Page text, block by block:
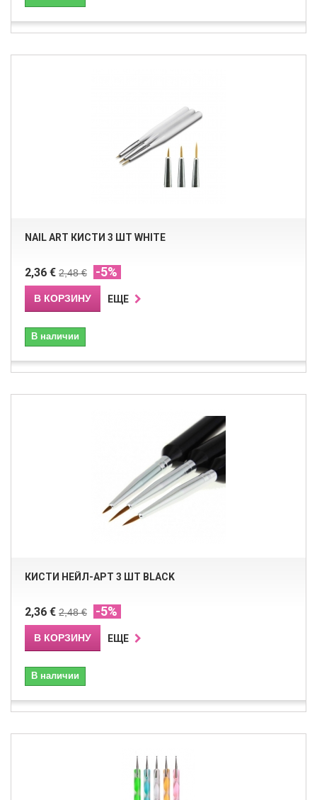
NAIL ART КИСТИ 3 ШТ WHITE
2,36 € 2,48 € -5%
В КОРЗИНУ ЕЩЕ
В наличии
КИСТИ НЕЙЛ-АРТ 3 ШТ BLACK
2,36 € 2,48 € -5%
В КОРЗИНУ ЕЩЕ
В наличии